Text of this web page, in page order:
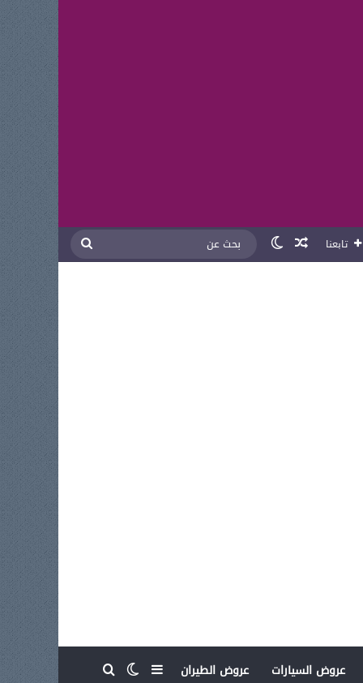
تابعنا مقال عشوائي
الوضع المظلم
بحث
عروض السيارات عروض الطيران إضافة عمود جانبي
الوضع المظلم
بحث عن